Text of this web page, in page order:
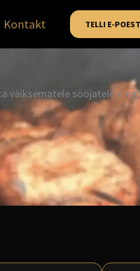
Kontakt TELLI E-POEST
väiksematele sööjatele ning